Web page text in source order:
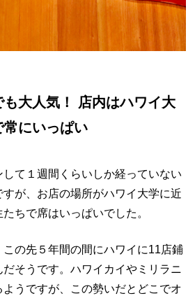
大人気！ 店内はハワイ大
にいっぱい
して１週間くらいしか経っていない
が、お店の場所がハワイ大学に近
ちで席はいっぱいでした。
の先５年間の間にハワイに11店鋪
そうです。ハワイカイやミリラニ
うですが、この勢いだとどこでオ